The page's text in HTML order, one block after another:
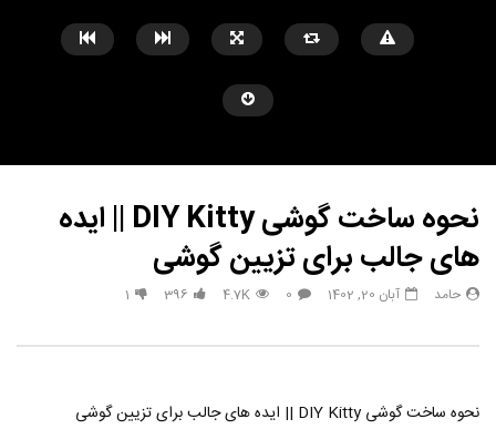
مشاهده بعدا
حامد
تیر 31, 1403
تعطیلات بعدی خود امتحان
نحوه ساخت گوشی DIY Kitty || ایده
های جالب برای تزیین گوشی
حامد آبان 20, 1402 0
4.7K
396
1
نحوه ساخت گوشی DIY Kitty || ایده های جالب برای تزیین گوشی